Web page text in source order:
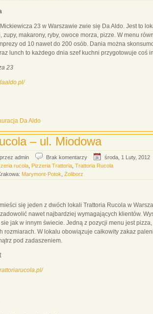
23 w Warszawie zwie się Da Aldo. Jest to
zupy, makarony, ryby, owoce morza, pizze. W menu
od 10 nawet do 200 osób. Dania można
lunch to każdego dnia szef kuchni przygotowuje coś
23
Da Aldo
– ul. Miodowa
admin Brak komentarzy
środa, 1 Luty, 2012
rucola Pizzeria Trattoria Trattoria Rucola
Marymont-Potok Żoliborz
się jeden z dwóch lokali Trattoria Rucola w
nawet najbardziej wymagających klientów.
sie jak w innym świecie. Jedną z pozycji menu jest
rozmiarach. W lokalu obowiązuje całkowity zakaz
pod zadaszeniem.